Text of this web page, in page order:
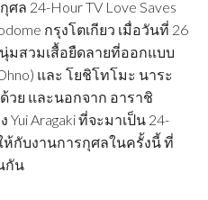
24-Hour TV Love Saves
กรุงโตเกียว เมื่อวันที่ 26
มสวมเสื้อยืดลายที่ออกแบบ
และ โยชิโทโมะ นาระ
วย และนอกจาก อาราชิ
Aragaki ที่จะมาเป็น 24-
ให้กับงานการกุศลในครั้งนี้ ที่
กัน